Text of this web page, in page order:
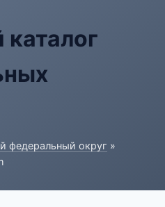
федеральный округ »